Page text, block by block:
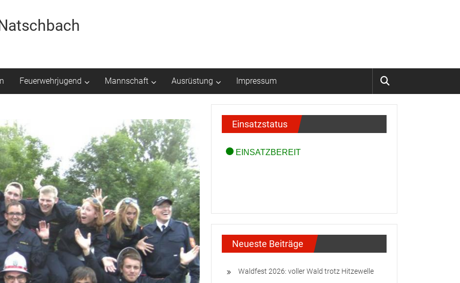
Feuerwehrjugend Mannschaft Ausrüstung Impressum
Einsatzstatus
Neueste Beiträge
Waldfest 2026: voller Wald trotz Hitzewelle